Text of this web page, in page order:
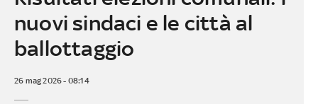
nuovi sindaci e le città al
ballottaggio
26 mag 2026 - 08:14